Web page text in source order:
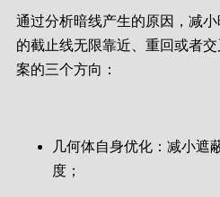
通过分析暗线产生的原因，减
的截止线无限靠近、重回或者
案的三个方向：
几何体自身优化：减小遮
度；